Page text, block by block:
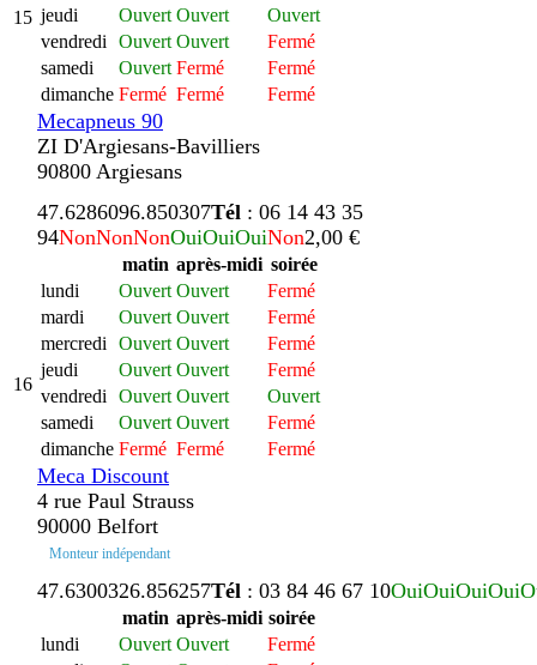
15 jeudi
Ouvert Ouvert
Ouvert
vendredi
Ouvert Ouvert
Fermé
samedi
Ouvert Fermé
Fermé
dimanche Fermé Fermé Fermé
Mecapneus 90
ZI D'Argiesans-Bavilliers
90800 Argiesans
16
47.6286096.850307Tél : 06 14 43 35
94NonNonNonOuiOuiOuiNon2,00 €
matin après-midi soirée
lundi
Ouvert Ouvert
Fermé
mardi
Ouvert Ouvert
Fermé
mercredi
Ouvert Ouvert
Fermé
jeudi
Ouvert Ouvert
Fermé
vendredi
Ouvert Ouvert
Ouvert
samedi
Ouvert Ouvert
Fermé
dimanche Fermé Fermé Fermé
Meca Discount
4 rue Paul Strauss
90000 Belfort
Monteur indépendant
47.6300326.856257Tél : 03 84 46 67 10OuiOuiOuiOui
matin après-midi soirée
lundi
Ouvert Ouvert
Fermé